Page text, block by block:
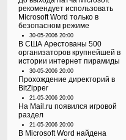
рекомендует использовать
Microsoft Word только в
безопасном режиме
30-05-2006 20:00
В США Арестованы 500
организаторов крупнейшей в
истории интернет пирамиды
30-05-2006 20:00
Прохождение директорий в
BitZipper
21-05-2006 20:00
На Mail.ru появился игровой
раздел
21-05-2006 20:00
В Microsoft Word найдена